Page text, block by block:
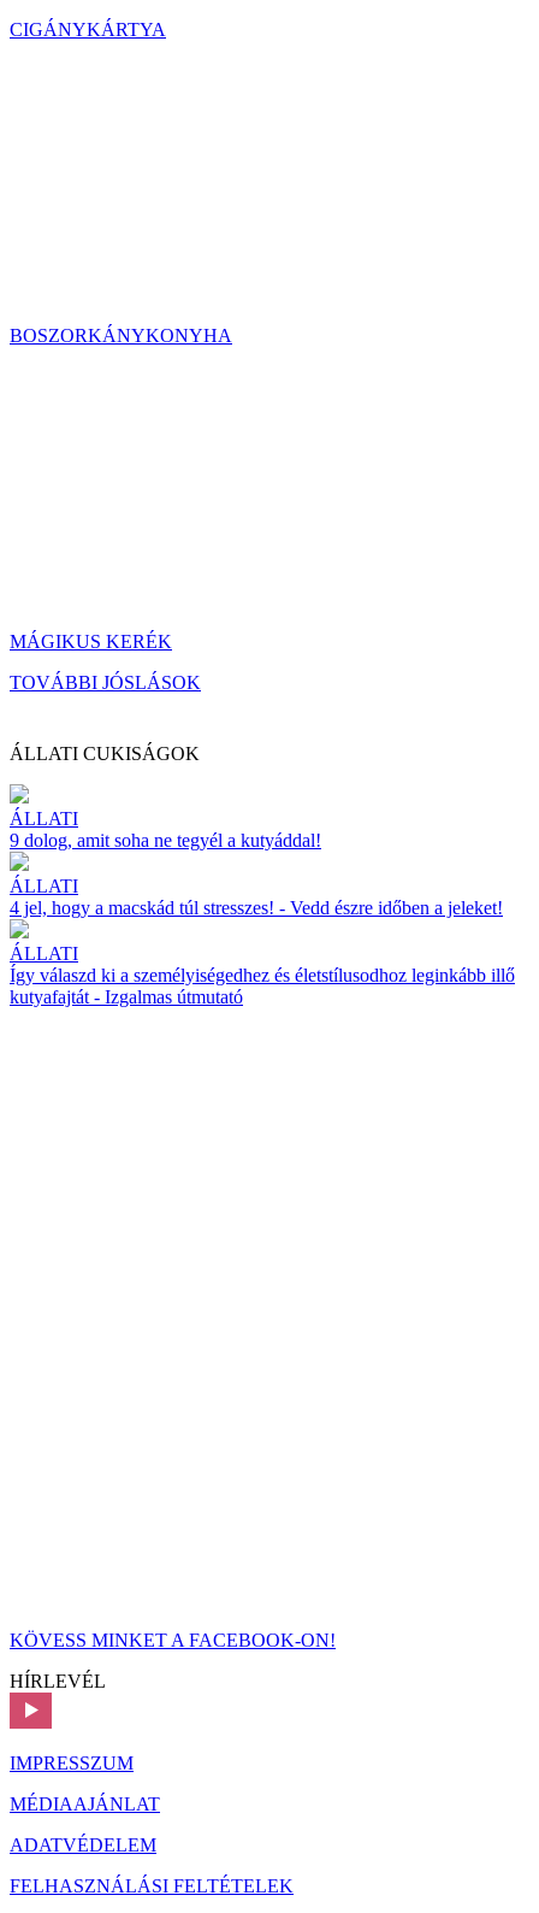
CIGÁNYKÁRTYA
BOSZORKÁNYKONYHA
MÁGIKUS KERÉK
TOVÁBBI JÓSLÁSOK
ÁLLATI CUKISÁGOK
ÁLLATI
9 dolog, amit soha ne tegyél a kutyáddal!
ÁLLATI
4 jel, hogy a macskád túl stresszes! - Vedd észre időben a jeleket!
ÁLLATI
Így válaszd ki a személyiségedhez és életstílusodhoz leginkább illő
kutyafajtát - Izgalmas útmutató
KÖVESS MINKET A FACEBOOK-ON!
HÍRLEVÉL
IMPRESSZUM
MÉDIAAJÁNLAT
ADATVÉDELEM
FELHASZNÁLÁSI FELTÉTELEK